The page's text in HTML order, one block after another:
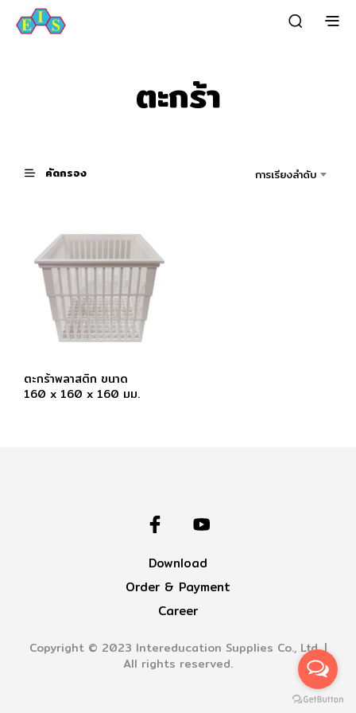
ตะกร้า
คัดกรอง การเรียงลำดับ
ตะกร้าพลาสติก ขนาด
160 x 160 x 160 มม.
Download
Order & Payment
Career
Copyright © 2023 Intereducation Supplies Co., Ltd. |
All rights reserved.